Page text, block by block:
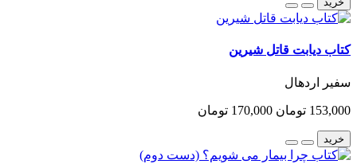
کتاب دیابت قاتل شیرین
سفیر اردهال
153,000 تومان 170,000 تومان
خرید